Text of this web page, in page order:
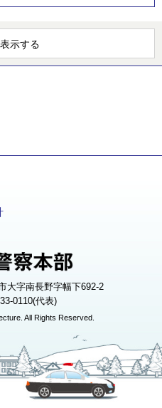
示する
大字南長野字幅下692-2
0110(代表)
All Rights Reserved.